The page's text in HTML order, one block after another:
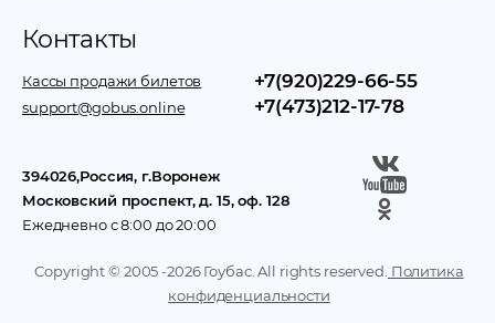
Контакты
Кассы продажи билетов
support@gobus.online
+7(920)229-66-55
+7(473)212-17-78
394026,Россия, г.Воронеж
Московский проспект, д. 15, оф. 128
Ежедневно с 8:00 до 20:00
Copyright © 2005 -2026Гоубас. All rights reserved. Политика
конфиденциальности